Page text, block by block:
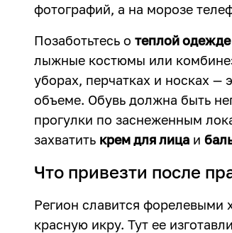
фотографий, а на морозе
Позаботьтесь о теплой одежде
лыжные костюмы или
уборах, перчатках и носках —
объеме. Обувь должна быть
прогулки по заснеженным
захватить крем для лица и
Что привезти после
Регион славится форелевыми
красную икру. Тут ее